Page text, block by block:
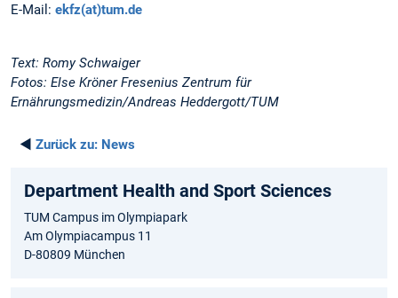
E-Mail: ekfz(at)tum.de
Text: Romy Schwaiger
Fotos: Else Kröner Fresenius Zentrum für
Ernährungsmedizin/Andreas Heddergott/TUM
◄ Zurück zu: News
Department Health and Sport Sciences
TUM Campus im Olympiapark
Am Olympiacampus 11
D-80809 München